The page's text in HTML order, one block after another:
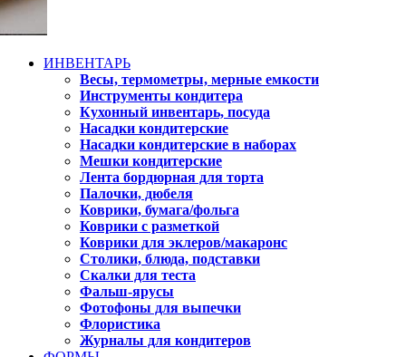
ИНВЕНТАРЬ
Весы, термометры, мерные емкости
Инструменты кондитера
Кухонный инвентарь, посуда
Насадки кондитерские
Насадки кондитерские в наборах
Мешки кондитерские
Лента бордюрная для торта
Палочки, дюбеля
Коврики, бумага/фольга
Коврики с разметкой
Коврики для эклеров/макаронс
Столики, блюда, подставки
Скалки для теста
Фальш-ярусы
Фотофоны для выпечки
Флористика
Журналы для кондитеров